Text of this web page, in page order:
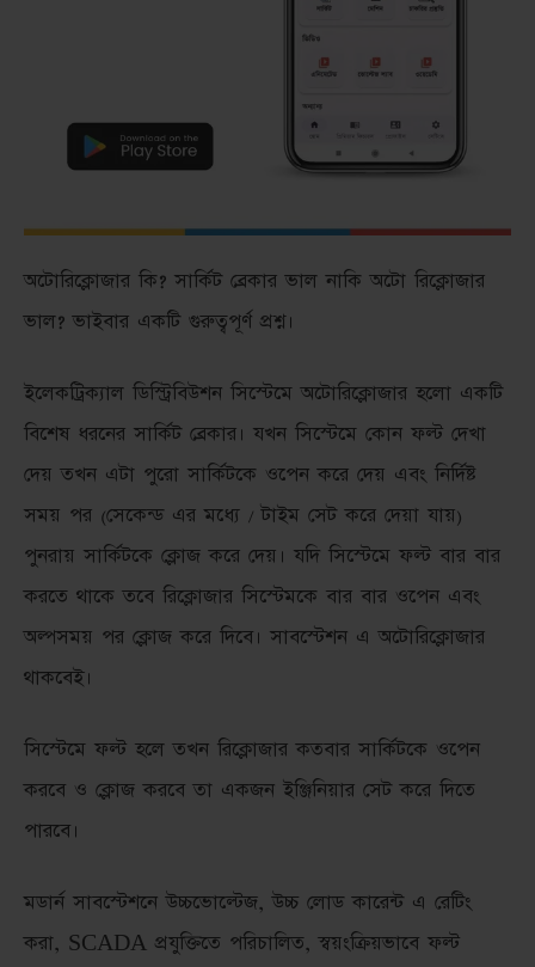
অটোরিক্লোজার কি? সার্কিট ব্রেকার ভাল নাকি অটো রিক্লোজার
ভাল? ভাইবার একটি গুরুত্বপূর্ণ প্রশ্ন।
ইলেকট্রিক্যাল ডিস্ট্রিবিউশন সিস্টেমে অটোরিক্লোজার হলো একটি
বিশেষ ধরনের সার্কিট ব্রেকার। যখন সিস্টেমে কোন ফল্ট দেখা
দেয় তখন এটা পুরো সার্কিটকে ওপেন করে দেয় এবং নির্দিষ্ট
সময় পর (সেকেন্ড এর মধ্যে / টাইম সেট করে দেয়া যায়)
পুনরায় সার্কিটকে ক্লোজ করে দেয়। যদি সিস্টেমে ফল্ট বার বার
করতে থাকে তবে রিক্লোজার সিস্টেমকে বার বার ওপেন এবং
অল্পসময় পর ক্লোজ করে দিবে। সাবস্টেশন এ অটোরিক্লোজার
থাকবেই।
সিস্টেমে ফল্ট হলে তখন রিক্লোজার কতবার সার্কিটকে ওপেন
করবে ও ক্লোজ করবে তা একজন ইঞ্জিনিয়ার সেট করে দিতে
পারবে।
মডার্ন সাবস্টেশনে উচ্চভোল্টেজ, উচ্চ লোড কারেন্ট এ রেটিং
করা, SCADA প্রযুক্তিতে পরিচালিত, স্বয়ংক্রিয়ভাবে ফল্ট